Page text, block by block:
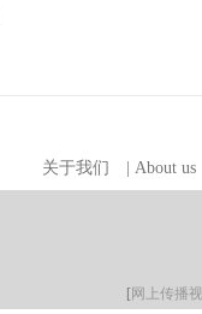
关于我们 About us
[网上传播